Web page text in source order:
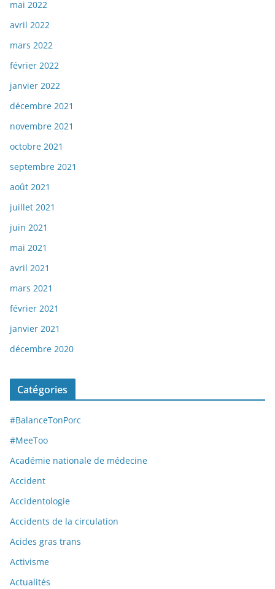
mai 2022
avril 2022
mars 2022
février 2022
janvier 2022
décembre 2021
novembre 2021
octobre 2021
septembre 2021
août 2021
juillet 2021
juin 2021
mai 2021
avril 2021
mars 2021
février 2021
janvier 2021
décembre 2020
Catégories
#BalanceTonPorc
#MeeToo
Académie nationale de médecine
Accident
Accidentologie
Accidents de la circulation
Acides gras trans
Activisme
Actualités